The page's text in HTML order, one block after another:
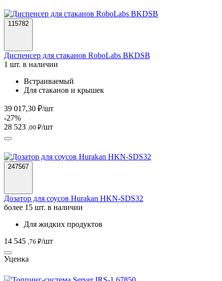
115782
Диспенсер для стаканов RoboLabs BKDSB
1 шт. в наличии
Встраиваемый
Для стаканов и крышек
39 017,30 ₽/шт
-27%
28 523 ,00 ₽/шт
247567
Дозатор для соусов Hurakan HKN-SDS32
более 15 шт. в наличии
Для жидких продуктов
14 545 ,76 ₽/шт
Уценка